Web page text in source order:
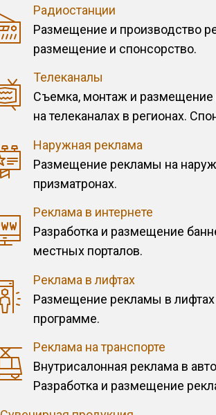
Радиостанции
Размещение и производство
размещение и спонсорство.
Телеканалы
Съемка, монтаж и размещение
на телеканалах в регионах.
Наружная реклама
Размещение рекламы на
призматронах.
Реклама в интернете
Разработка и размещение
местных порталов.
Реклама в лифтах
Размещение рекламы в лифтах
программе.
Реклама на транспорте
Внутрисалонная реклама в
Разработка и размещение